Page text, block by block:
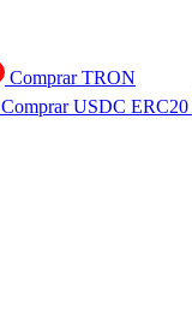
Comprar TRON
Comprar USDC ERC20